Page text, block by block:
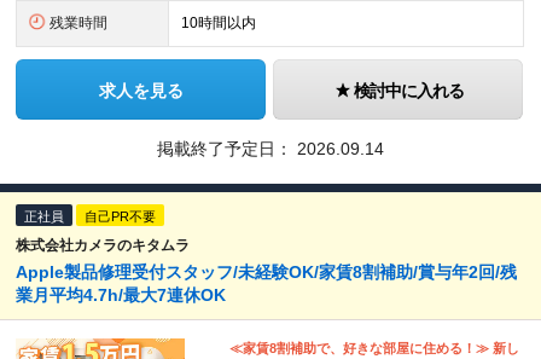
残業時間 10時間以内
求人を見る 検討中に入れる
掲載終了予定日： 2026.09.14
正社員 自己PR不要
株式会社カメラのキタムラ
Apple製品修理受付スタッフ/未経験OK/家賃8割補助/賞与年2回/残
業月平均4.7h/最大7連休OK
≪家賃8割補助で、好きな部屋に住める！≫ 新し